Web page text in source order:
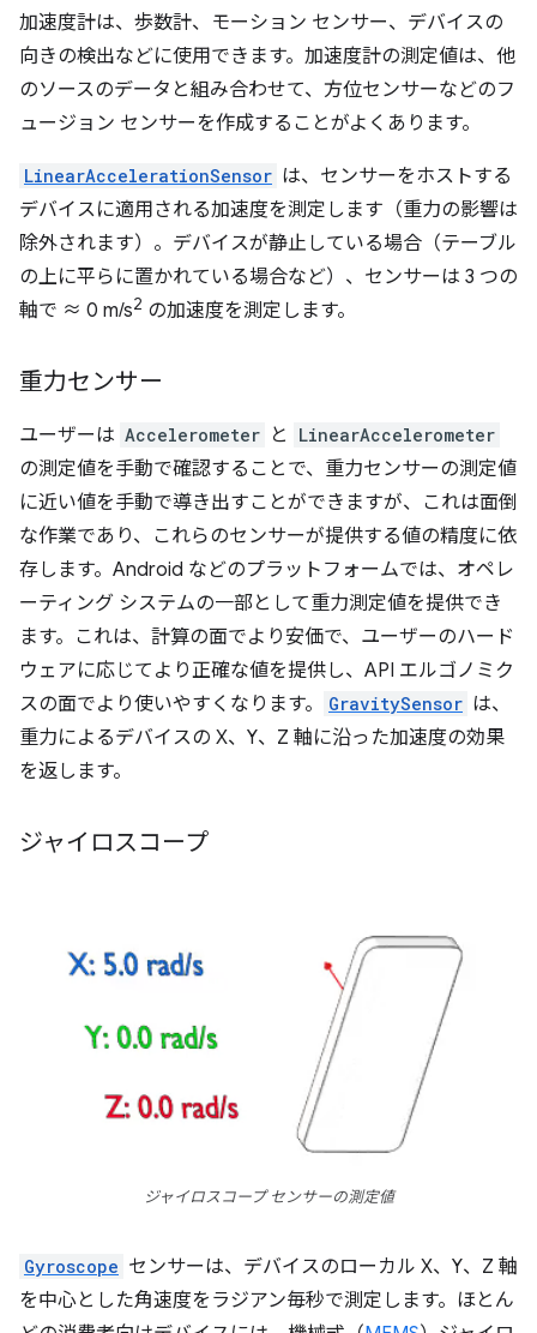
加速度計は、歩数計、モーション センサー、デバイスの
向きの検出などに使用できます。加速度計の測定値は、他
のソースのデータと組み合わせて、方位センサーなどのフ
ュージョン センサーを作成することがよくあります。
LinearAccelerationSensor は、センサーをホストする
デバイスに適用される加速度を測定します（重力の影響は
除外されます）。デバイスが静止している場合（テーブル
の上に平らに置かれている場合など）、センサーは 3 つの
軸で ≈ 0 m/s2 の加速度を測定します。
重力センサー
ユーザーは Accelerometer と LinearAccelerometer
の測定値を手動で確認することで、重力センサーの測定値
に近い値を手動で導き出すことができますが、これは面倒
な作業であり、これらのセンサーが提供する値の精度に依
存します。Android などのプラットフォームでは、オペレ
ーティング システムの一部として重力測定値を提供でき
ます。これは、計算の面でより安価で、ユーザーのハード
ウェアに応じてより正確な値を提供し、API エルゴノミク
スの面でより使いやすくなります。
GravitySensor は、
重力によるデバイスの X、Y、Z 軸に沿った加速度の効果
を返します。
ジャイロスコープ
ジャイロスコープ センサーの測定値
Gyroscope センサーは、デバイスのローカル X、Y、Z 軸
を中心とした角速度をラジアン毎秒で測定します。ほとん